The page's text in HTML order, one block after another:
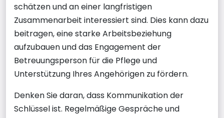
schätzen und an einer langfristigen
Zusammenarbeit interessiert sind. Dies kann dazu
beitragen, eine starke Arbeitsbeziehung
aufzubauen und das Engagement der
Betreuungsperson für die Pflege und
Unterstützung Ihres Angehörigen zu fördern.
Denken Sie daran, dass Kommunikation der
Schlüssel ist. Regelmäßige Gespräche und